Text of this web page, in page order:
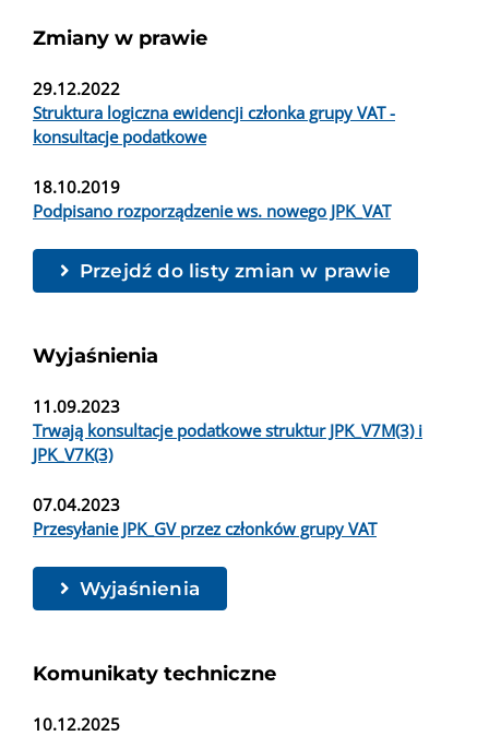
Zmiany w prawie
29.12.2022
Struktura logiczna ewidencji członka grupy VAT -
konsultacje podatkowe
18.10.2019
Podpisano rozporządzenie ws. nowego JPK_VAT
Przejdź do listy zmian w prawie
Wyjaśnienia
11.09.2023
Trwają konsultacje podatkowe struktur JPK_V7M(3) i
JPK_V7K(3)
07.04.2023
Przesyłanie JPK_GV przez członków grupy VAT
Wyjaśnienia
Komunikaty techniczne
10.12.2025